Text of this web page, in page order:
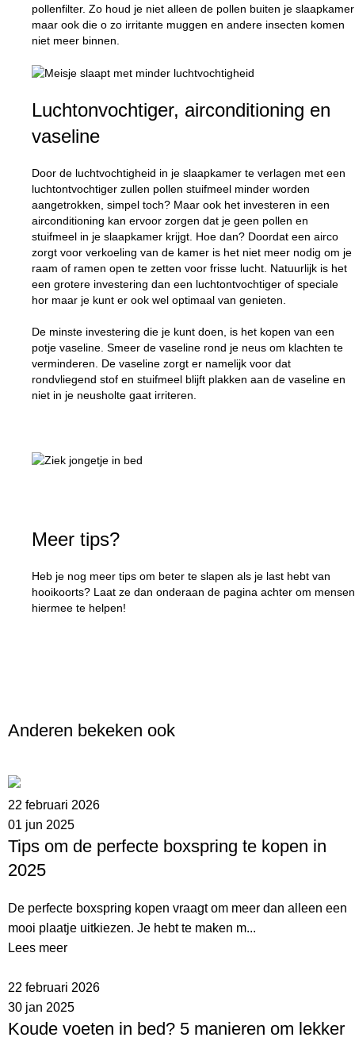
pollenfilter. Zo houd je niet alleen de pollen buiten je slaapkamer
maar ook die o zo irritante muggen en andere insecten komen
niet meer binnen.
Luchtonvochtiger, airconditioning en
vaseline
Door de luchtvochtigheid in je slaapkamer te verlagen met een
luchtontvochtiger zullen pollen stuifmeel minder worden
aangetrokken, simpel toch? Maar ook het investeren in een
airconditioning kan ervoor zorgen dat je geen pollen en
stuifmeel in je slaapkamer krijgt. Hoe dan? Doordat een airco
zorgt voor verkoeling van de kamer is het niet meer nodig om je
raam of ramen open te zetten voor frisse lucht. Natuurlijk is het
een grotere investering dan een luchtontvochtiger of speciale
hor maar je kunt er ook wel optimaal van genieten.
De minste investering die je kunt doen, is het kopen van een
potje vaseline. Smeer de vaseline rond je neus om klachten te
verminderen. De vaseline zorgt er namelijk voor dat
rondvliegend stof en stuifmeel blijft plakken aan de vaseline en
niet in je neusholte gaat irriteren.
Meer tips?
Heb je nog meer tips om beter te slapen als je last hebt van
hooikoorts? Laat ze dan onderaan de pagina achter om mensen
hiermee te helpen!
Anderen bekeken ook
22 februari 2026
01 jun 2025
Tips om de perfecte boxspring te kopen in
2025
De perfecte boxspring kopen vraagt om meer dan alleen een
mooi plaatje uitkiezen. Je hebt te maken m...
Lees meer
22 februari 2026
30 jan 2025
Koude voeten in bed? 5 manieren om lekker